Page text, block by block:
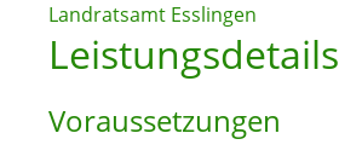
Landratsamt Esslingen
Leistungsdetails
Voraussetzungen